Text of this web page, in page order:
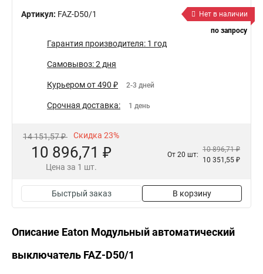
Артикул: FAZ-D50/1
Нет в наличии
по запросу
Гарантия производителя: 1 год
Самовывоз: 2 дня
Курьером от 490 ₽ 2-3 дней
Срочная доставка: 1 день
14 151,57 ₽ Скидка 23%
10 896,71 ₽
Цена за 1 шт.
От 20 шт:
10 896,71 ₽
10 351,55 ₽
Быстрый заказ В корзину
Описание Eaton Модульный автоматический
выключатель FAZ-D50/1